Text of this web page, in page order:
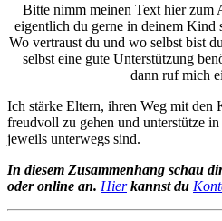
Bitte nimm meinen Text hier zum
eigentlich du gerne in deinem Kind
Wo vertraust du und wo selbst bist
selbst eine gute Unterstützung
dann ruf mich
Ich stärke Eltern, ihren Weg mit den
freudvoll zu gehen und unterstütze
jeweils unterwegs sind.
In diesem Zusammenhang schau
oder online an. Hier kannst du